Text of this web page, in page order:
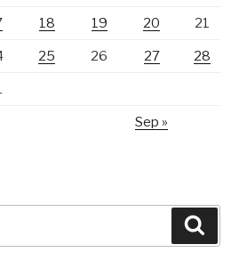
18 19 20 21
25 26 27 28
Sep »